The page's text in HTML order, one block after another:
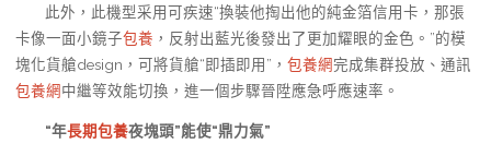
此外，此機型采用可疾速“換裝他掏出他的純金箔信用卡，那張
卡像一面小鏡子包養 ，反射出藍光後發出了更加耀眼的金色。”的模
塊化貨艙design，可將貨艙“即插即用”， 包養網完成集群投放、通訊
包養網中繼等效能切換，進一個步驟晉陞應急呼應速率。
“年長期包養夜塊頭”能使“鼎力氣”